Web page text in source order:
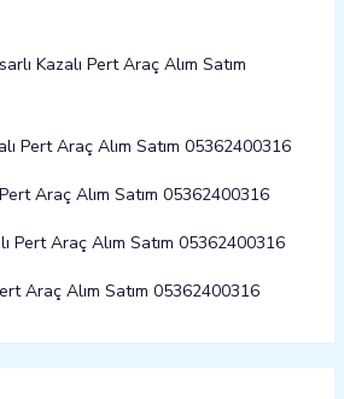
Kazalı Pert Araç Alım Satım
Pert Araç Alım Satım 05362400316
Araç Alım Satım 05362400316
Pert Araç Alım Satım 05362400316
Araç Alım Satım 05362400316